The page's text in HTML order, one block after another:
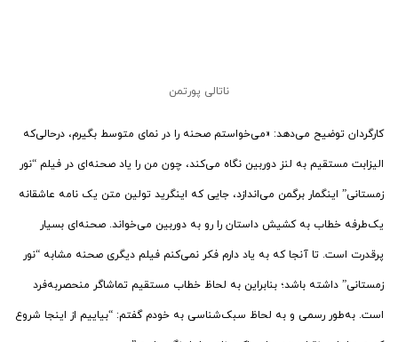
ناتالی پورتمن
کارگردان توضیح می‌دهد: «می‌خواستم صحنه را در نمای متوسط بگیرم، درحالی‌که
الیزابت مستقیم به لنز دوربین نگاه می‌کند، چون من را یاد صحنه‌ای در فیلم “نور
زمستانی” اینگمار برگمن می‌اندازد، جایی که اینگرید تولین متن یک نامه‌ عاشقانه
یک‌طرفه خطاب به کشیش داستان را رو به دوربین می‌خواند. صحنه‌ای بسیار
پرقدرت است. تا آنجا که به یاد دارم فکر نمی‌کنم فیلم دیگری صحنه‌‌ مشابه “نور
زمستانی” داشته باشد؛ بنابراین به لحاظ خطاب مستقیم تماشاگر منحصربه‌فرد
است. به‌طور رسمی و به لحاظ سبک‌شناسی به خودم گفتم: “بیاییم از اینجا شروع